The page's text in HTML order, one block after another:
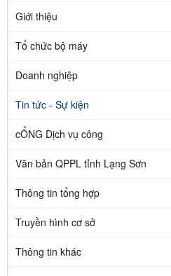
Giới thiệu
Tổ chức bộ máy
Doanh nghiệp
Tin tức - Sự kiện
cỔNG Dịch vụ công
Văn bản QPPL tỉnh Lạng Sơn
Thông tin tổng hợp
Truyền hình cơ sở
Thông tin khác